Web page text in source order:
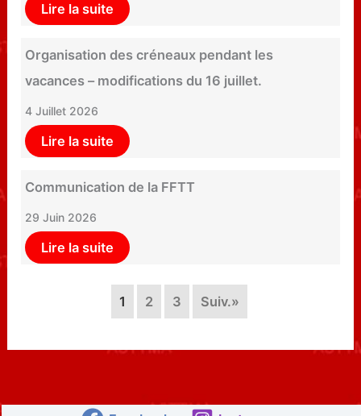
Lire la suite
Organisation des créneaux pendant les
vacances – modifications du 16 juillet.
4 Juillet 2026
Lire la suite
Communication de la FFTT
29 Juin 2026
Lire la suite
1 2 3 Suiv.»